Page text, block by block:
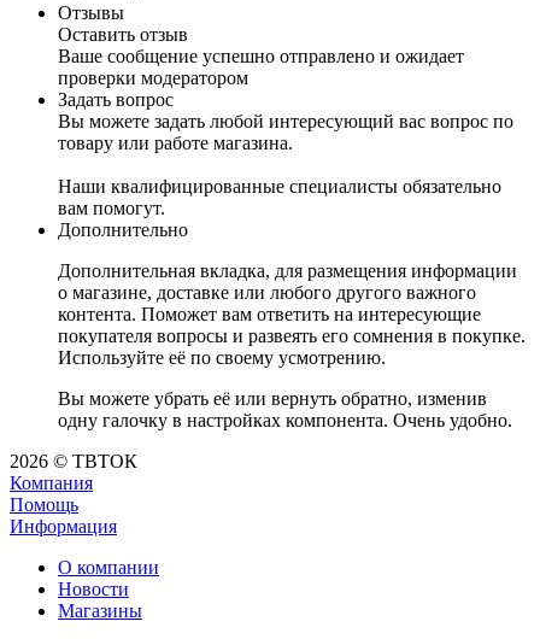
Отзывы
Оставить отзыв
Ваше сообщение успешно отправлено и ожидает
проверки модератором
Задать вопрос
Вы можете задать любой интересующий вас вопрос по
товару или работе магазина.
Наши квалифицированные специалисты обязательно
вам помогут.
Дополнительно
Дополнительная вкладка, для размещения информации
о магазине, доставке или любого другого важного
контента. Поможет вам ответить на интересующие
покупателя вопросы и развеять его сомнения в покупке.
Используйте её по своему усмотрению.
Вы можете убрать её или вернуть обратно, изменив
одну галочку в настройках компонента. Очень удобно.
2026 © ТВТОК
Компания
Помощь
Информация
О компании
Новости
Магазины